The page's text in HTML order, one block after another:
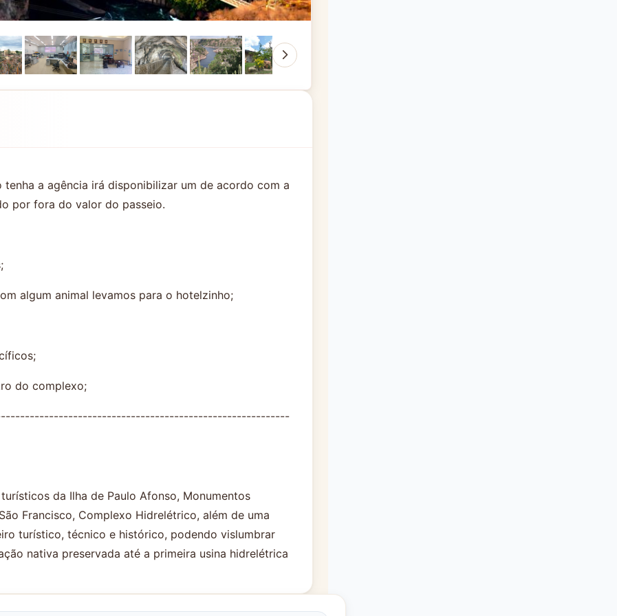
a agência irá disponibilizar um de acordo com a
por fora do valor do passeio.
algum animal levamos para o hotelzinho;
do complexo;
da Ilha de Paulo Afonso, Monumentos
Francisco, Complexo Hidrelétrico, além de uma
turístico, técnico e histórico, podendo vislumbrar
nativa preservada até a primeira usina hidrelétrica